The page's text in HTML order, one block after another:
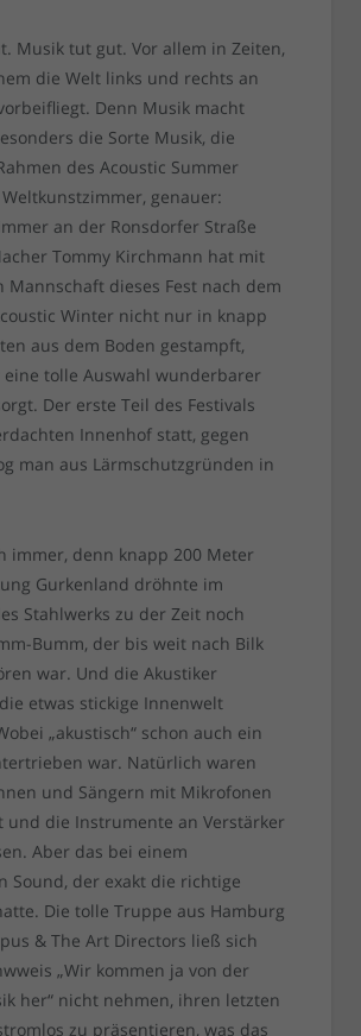
Musik tut gut. Vor allem in Zeiten,
die Welt links und rechts an
Denn Musik macht
die Sorte Musik, die
des Acoustic Summer
genauer:
an der Ronsdorfer Straße
Tommy Kirchmann hat mit
Mannschaft dieses Fest nach dem
Winter nicht nur in knapp
aus dem Boden gestampft,
tolle Auswahl wunderbarer
Der erste Teil des Festivals
Innenhof statt, gegen
man aus Lärmschutzgründen in
immer, denn knapp 200 Meter
Gurkenland dröhnte im
Stahlwerks zu der Zeit noch
Bumm, der bis weit nach Bilk
war. Und die Akustiker
etwas stickige Innenwelt
„akustisch“ schon auch ein
war. Natürlich waren
und Sängern mit Mikrofonen
und die Instrumente an Verstärker
Aber das bei einem
Sound, der exakt die richtige
Die tolle Truppe aus Hamburg
& The Art Directors ließ sich
„Wir kommen ja von der
her“ nicht nehmen, ihren letzten
zu präsentieren, was das